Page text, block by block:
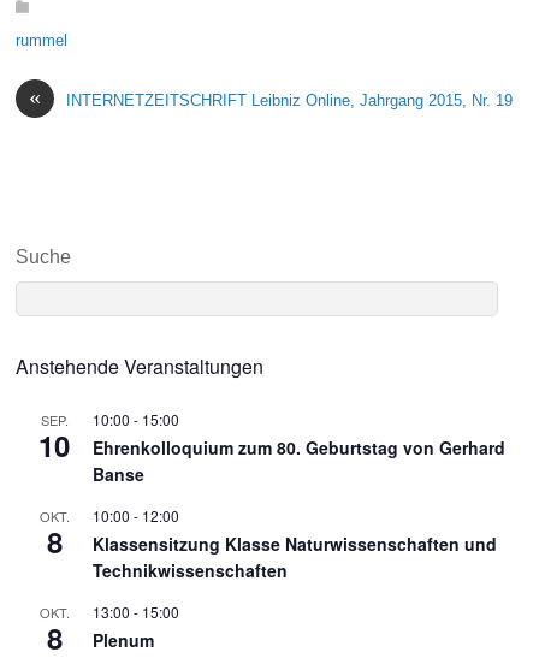
rummel
« INTERNETZEITSCHRIFT Leibniz Online, Jahrgang 2015, Nr. 19
Suche
Anstehende Veranstaltungen
SEP.
10
10:00 - 15:00
Ehrenkolloquium zum 80. Geburtstag von Gerhard
Banse
OKT.
8
10:00 - 12:00
Klassensitzung Klasse Naturwissenschaften und
Technikwissenschaften
OKT.
8
13:00 - 15:00
Plenum